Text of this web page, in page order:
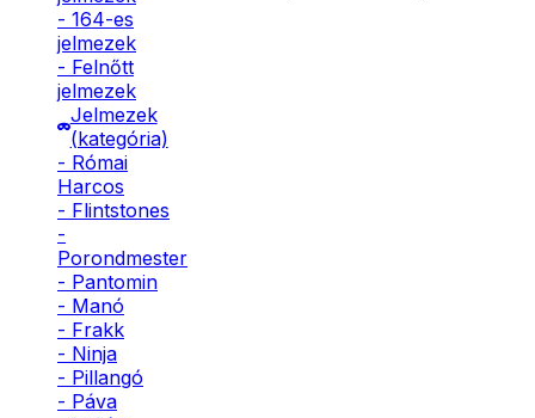
- 164-es
jelmezek
- Felnőtt
jelmezek
Jelmezek
(kategória)
- Római
Harcos
- Flintstones
-
Porondmester
- Pantomin
- Manó
- Frakk
- Ninja
- Pillangó
- Páva